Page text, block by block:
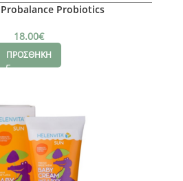
Probiotics
18.00€
ΠΡΟΣΘΗΚΗ